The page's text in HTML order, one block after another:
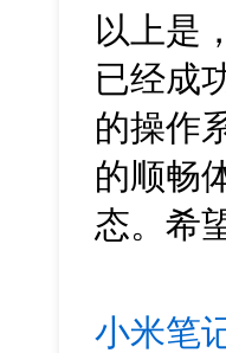
以上是
已经成
的操作
的顺畅
态。希
小米笔